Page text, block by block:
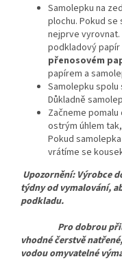
Samolepku na
plochu. Pokud
nejprve
podkladový papír
přenosovém
papírem a
Samolepku
Důkladně
Začneme
ostrým úhlem
Pokud
vrátíme se
Upozornění: Výrobce
týdny od vymalování,
podkladu.
Pro dobrou
vhodné čerstvě
vodou omyvatelné